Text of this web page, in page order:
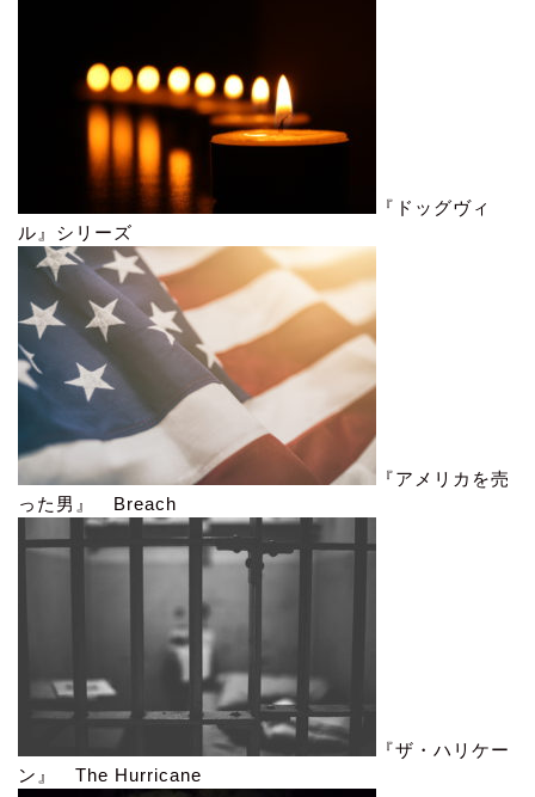
『ドッグヴィ
ル』シリーズ
『アメリカを売
った男』 Breach
『ザ・ハリケー
ン』 The Hurricane